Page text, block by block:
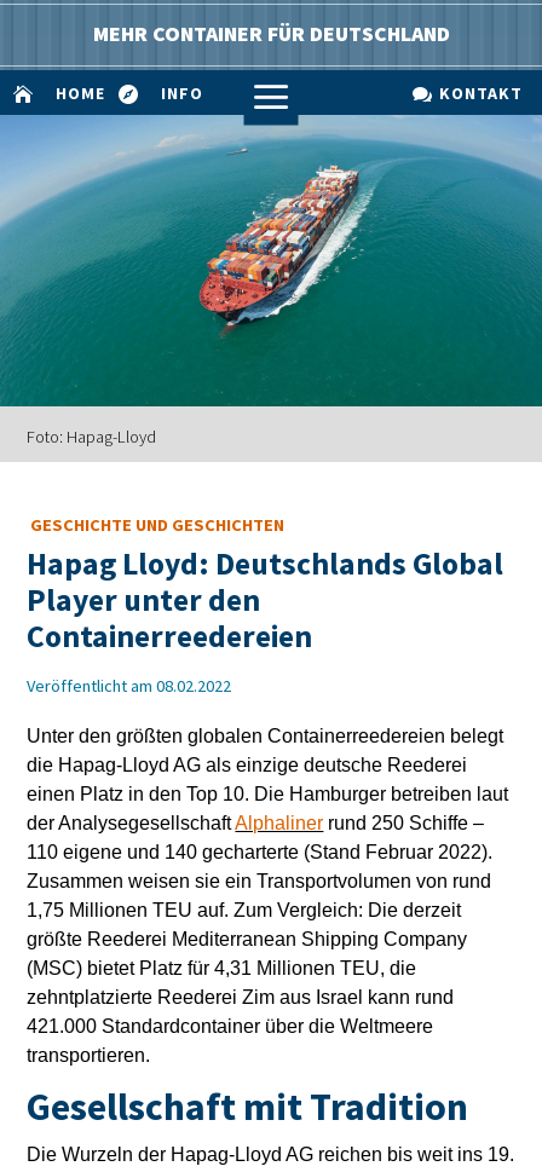
MEHR CONTAINER FÜR DEUTSCHLAND
 HOME  INFO a  KONTAKT
Foto: Hapag-Lloyd
GESCHICHTE UND GESCHICHTEN
Hapag Lloyd: Deutschlands Global
Player unter den
Containerreedereien
Veröffentlicht am 08.02.2022
Unter den größten globalen Containerreedereien belegt
die Hapag-Lloyd AG als einzige deutsche Reederei
einen Platz in den Top 10. Die Hamburger betreiben laut
der AnalysegesellschaftAlphaliner rund 250 Schiffe –
110 eigene und 140 gecharterte (Stand Februar 2022).
Zusammen weisen sie ein Transportvolumen von rund
1,75 Millionen TEU auf. Zum Vergleich: Die derzeit
größte Reederei Mediterranean Shipping Company
(MSC) bietet Platz für 4,31 Millionen TEU, die
zehntplatzierte Reederei Zim aus Israel kann rund
421.000 Standardcontainer über die Weltmeere
transportieren.
Gesellschaft mit Tradition
Die Wurzeln der Hapag-Lloyd AG reichen bis weit ins 19.